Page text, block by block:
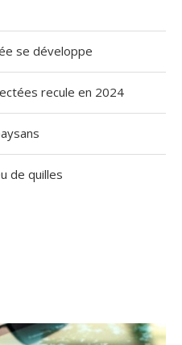
se développe
recule en 2024
de quilles